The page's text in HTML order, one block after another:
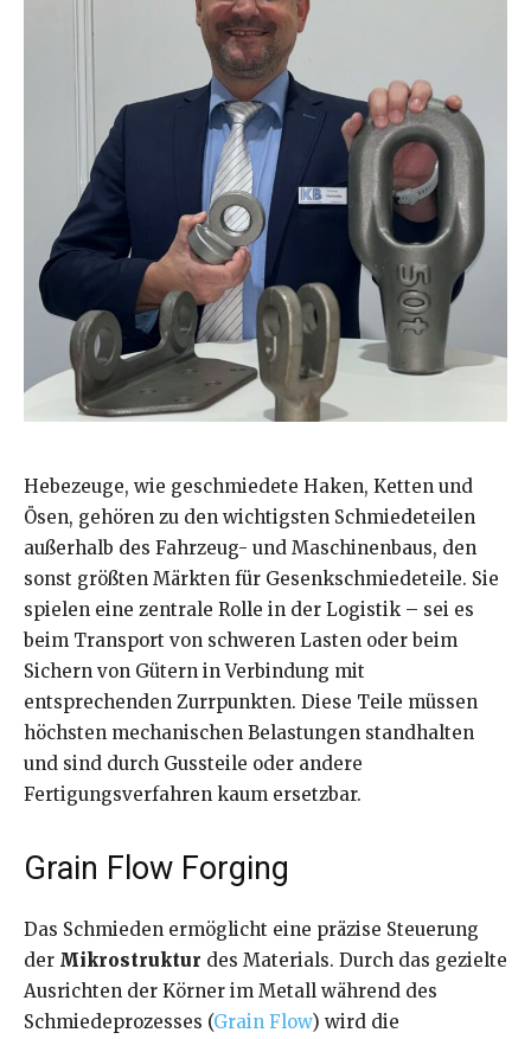
Hebezeuge, wie geschmiedete Haken, Ketten und
Ösen, gehören zu den wichtigsten Schmiedeteilen
außerhalb des Fahrzeug- und Maschinenbaus, den
sonst größten Märkten für Gesenkschmiedeteile. Sie
spielen eine zentrale Rolle in der Logistik – sei es
beim Transport von schweren Lasten oder beim
Sichern von Gütern in Verbindung mit
entsprechenden Zurrpunkten. Diese Teile müssen
höchsten mechanischen Belastungen standhalten
und sind durch Gussteile oder andere
Fertigungsverfahren kaum ersetzbar.
Grain Flow Forging
Das Schmieden ermöglicht eine präzise Steuerung
der Mikrostruktur des Materials. Durch das gezielte
Ausrichten der Körner im Metall während des
Schmiedeprozesses (Grain Flow) wird die